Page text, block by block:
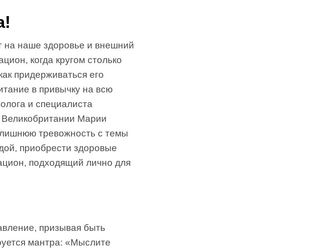
на наше здоровье и внешний
когда кругом столько
придерживаться его
в привычку на всю
и специалиста
Марии
тревожность с темы
приобрести здоровые
подходящий лично для
призывая быть
мантра: «Мыслите